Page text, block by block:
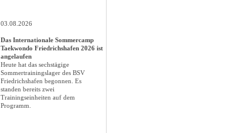
03.08.2026
Das Internationale Sommercamp
Taekwondo Friedrichshafen 2026 ist
angelaufen
Heute hat das sechstägige
Sommertrainingslager des BSV
Friedrichshafen begonnen. Es
standen bereits zwei
Trainingseinheiten auf dem
Programm.